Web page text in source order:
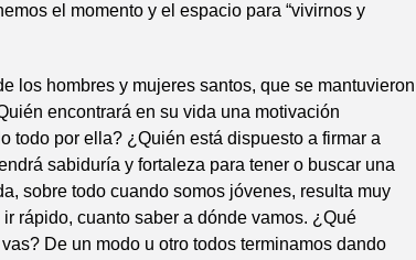
el momento y el espacio para “vivirnos y
los hombres y mujeres santos, que se mantuvieron
encontrará en su vida una motivación
todo por ella? ¿Quién está dispuesto a firmar a
sabiduría y fortaleza para tener o buscar una
sobre todo cuando somos jóvenes, resulta muy
rápido, cuanto saber a dónde vamos. ¿Qué
De un modo u otro todos terminamos dando